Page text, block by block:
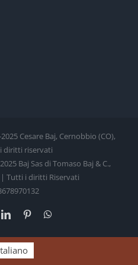
Cesare Baj, Cernobbio (CO),
diritti riservati
Baj Sas di Tomaso Baj & C.,
| Tutti i diritti Riservati
LinkedInPinterest